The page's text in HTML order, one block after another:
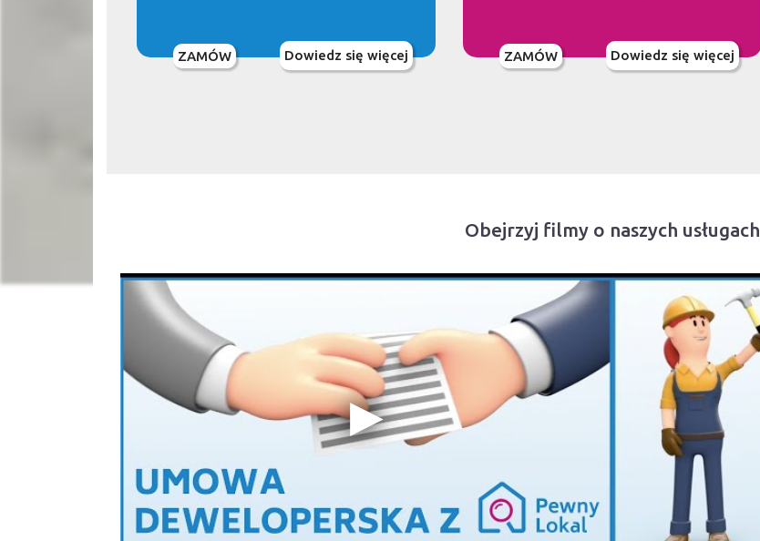
ZAMÓW Dowiedz się więcej ZAMÓW Dowiedz się więcej
Obejrzyj filmy o naszych usługach